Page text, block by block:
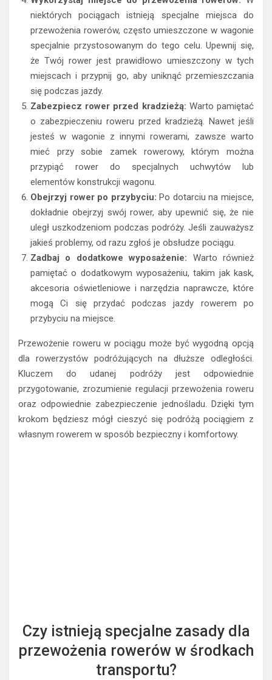
niektórych pociągach istnieją specjalne miejsca do
przewożenia rowerów, często umieszczone w wagonie
specjalnie przystosowanym do tego celu. Upewnij się,
że Twój rower jest prawidłowo umieszczony w tych
miejscach i przypnij go, aby uniknąć przemieszczania
się podczas jazdy.
Zabezpiecz rower przed kradzieżą: Warto pamiętać
o zabezpieczeniu roweru przed kradzieżą. Nawet jeśli
jesteś w wagonie z innymi rowerami, zawsze warto
mieć przy sobie zamek rowerowy, którym można
przypiąć rower do specjalnych uchwytów lub
elementów konstrukcji wagonu.
Obejrzyj rower po przybyciu: Po dotarciu na miejsce,
dokładnie obejrzyj swój rower, aby upewnić się, że nie
uległ uszkodzeniom podczas podróży. Jeśli zauważysz
jakieś problemy, od razu zgłoś je obsłudze pociągu.
Zadbaj o dodatkowe wyposażenie: Warto również
pamiętać o dodatkowym wyposażeniu, takim jak kask,
akcesoria oświetleniowe i narzędzia naprawcze, które
mogą Ci się przydać podczas jazdy rowerem po
przybyciu na miejsce.
Przewożenie roweru w pociągu może być wygodną opcją
dla rowerzystów podróżujących na dłuższe odległości.
Kluczem do udanej podróży jest odpowiednie
przygotowanie, zrozumienie regulacji przewożenia roweru
oraz odpowiednie zabezpieczenie jednośladu. Dzięki tym
krokom będziesz mógł cieszyć się podróżą pociągiem z
własnym rowerem w sposób bezpieczny i komfortowy.
Czy istnieją specjalne zasady dla
przewożenia rowerów w środkach
transportu?